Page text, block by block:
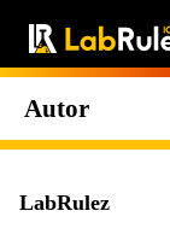
Autor
LabRulez